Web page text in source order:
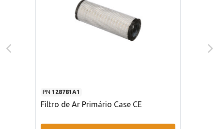
PN 128781A1
Filtro de Ar Primário Case CE